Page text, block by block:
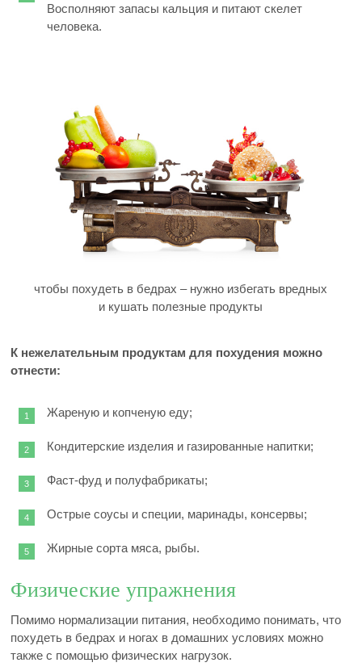
Восполняют запасы кальция и питают скелет
человека.
чтобы похудеть в бедрах – нужно избегать вредных
и кушать полезные продукты
К нежелательным продуктам для похудения можно
отнести:
Жареную и копченую еду;
Кондитерские изделия и газированные напитки;
Фаст-фуд и полуфабрикаты;
Острые соусы и специи, маринады, консервы;
Жирные сорта мяса, рыбы.
Физические упражнения
Помимо нормализации питания, необходимо понимать, что
похудеть в бедрах и ногах в домашних условиях можно
также с помощью физических нагрузок.